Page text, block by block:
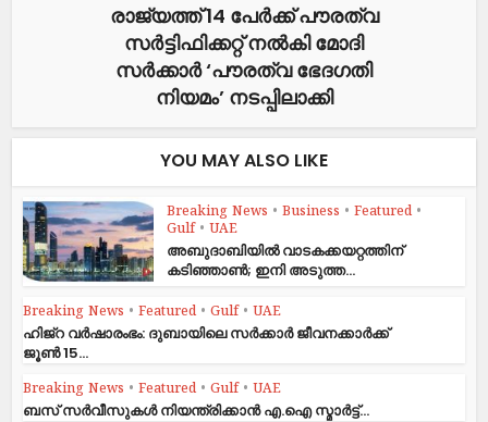
രാജ്യത്ത്‌ 14 പേർക്ക് പൗരത്വ
സർട്ടിഫിക്കറ്റ് നൽകി മോദി
സർ‌ക്കാർ ‘പൗരത്വ ഭേദഗതി
നിയമം’ നടപ്പിലാക്കി
YOU MAY ALSO LIKE
Breaking News • Business • Featured •
Gulf • UAE
അബുദാബിയിൽ വാടകക്കയറ്റത്തിന്
കടിഞ്ഞാൺ; ഇനി അടുത്ത...
Breaking News • Featured • Gulf • UAE
ഹിജ്‌റ വർഷാരംഭം: ദുബായിലെ സർക്കാർ ജീവനക്കാർക്ക്
ജൂൺ 15...
Breaking News • Featured • Gulf • UAE
ബസ് സർവീസുകൾ നിയന്ത്രിക്കാൻ എ.ഐ സ്മാർട്ട്...